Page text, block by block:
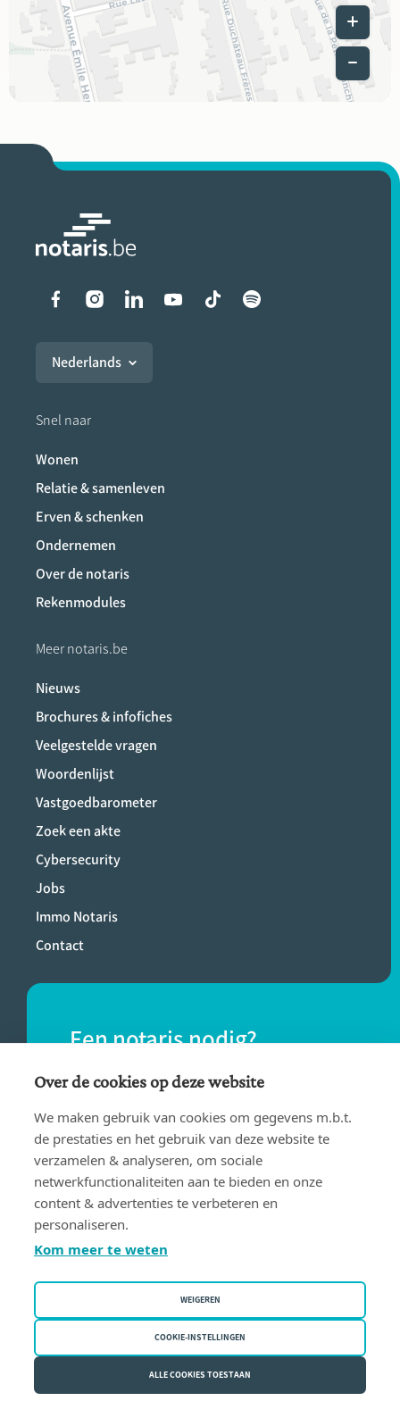
Leaflet
Liens vers les réseaux
Nederlands
Snel naar
Wonen
Relatie & samenleven
Erven & schenken
Ondernemen
Over de notaris
Rekenmodules
Meer notaris.be
Nieuws
Brochures & infofiches
Veelgestelde vragen
Woordenlijst
Vastgoedbarometer
Zoek een akte
Cybersecurity
Jobs
Immo Notaris
Contact
Een notaris nodig?
Vind eenvoudig een notaris bij jou in de
buurt.
VIND EEN NOTARIS
Gebruiksvoorwaarden
Privacy policy
Cookiebeleid
Fednot vzw | Bergstraat 30/34 - 1000 Brussel | BE 0409.357.321
Over de cookies op deze website
We maken gebruik van cookies om gegevens m.b.t.
de prestaties en het gebruik van deze website te
verzamelen & analyseren, om sociale
netwerkfunctionaliteiten aan te bieden en onze
content & advertenties te verbeteren en
personaliseren.
Kom meer te weten
WEIGEREN
COOKIE-INSTELLINGEN
ALLE COOKIES TOESTAAN